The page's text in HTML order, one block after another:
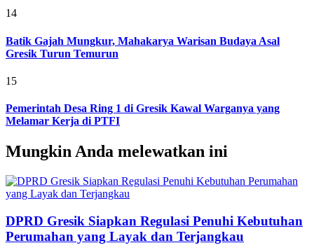
14
Batik Gajah Mungkur, Mahakarya Warisan Budaya Asal
Gresik Turun Temurun
15
Pemerintah Desa Ring 1 di Gresik Kawal Warganya yang
Melamar Kerja di PTFI
Mungkin Anda melewatkan ini
DPRD Gresik Siapkan Regulasi Penuhi Kebutuhan
Perumahan yang Layak dan Terjangkau